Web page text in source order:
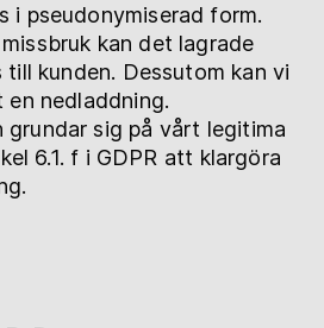
i pseudonymiserad form.
kan det lagrade
till kunden. Dessutom kan vi
nedladdning.
grundar sig på vårt legitima
6.1. f i GDPR att klargöra